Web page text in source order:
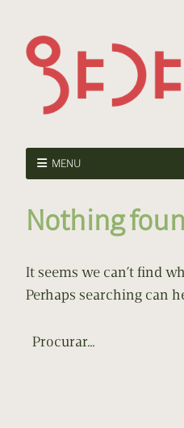
MENU
Nothing
It seems we can’t find
Perhaps searching can